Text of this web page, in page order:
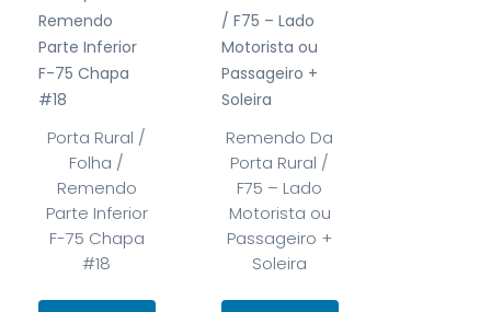
Porta Rural /
Folha /
Remendo
Parte Inferior
F-75 Chapa
#18
Remendo Da
Porta Rural /
F75 – Lado
Motorista ou
Passageiro +
Soleira